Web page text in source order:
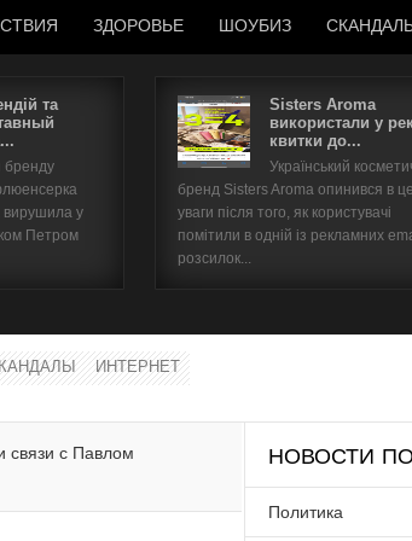
ЗДОРОВЬЕ ШОУБИЗ
та
бренду
вирушила у
Петром
Sisters Aroma
використали у
квитки до...
Український
бренд Sisters Aroma опинився в
уваги після того, як користувачі
помітили в одній із рекламних
розсилок...
ИНТЕРНЕТ
связи с Павлом
НОВОСТИ
Политика
Имя пользователя
Забыли имя пользователя?